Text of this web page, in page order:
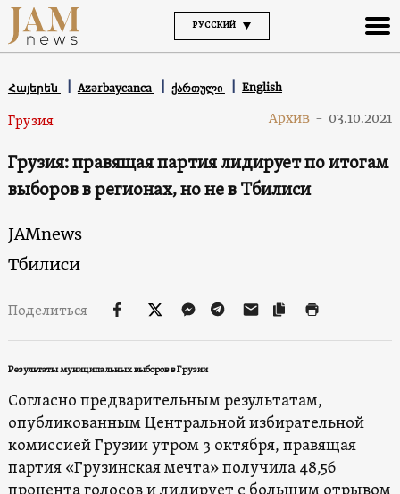
РУССКИЙ
Հայերեն Azərbaycanca ქართული English
Грузия Архив - 03.10.2021
Грузия: правящая партия лидирует по итогам
выборов в регионах, но не в Тбилиси
JAMnews
Тбилиси
Поделиться
Результаты муниципальных выборов в Грузии
Согласно предварительным результатам,
опубликованным Центральной избирательной
комиссией Грузии утром 3 октября, правящая
партия «Грузинская мечта» получила 48,56